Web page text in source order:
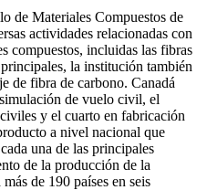
de Materiales Compuestos de
actividades relacionadas con
compuestos, incluidas las fibras
la institución también
de fibra de carbono. Canadá
de vuelo civil, el
y el cuarto en fabricación
a nivel nacional que
una de las principales
de la producción de la
de 190 países en seis